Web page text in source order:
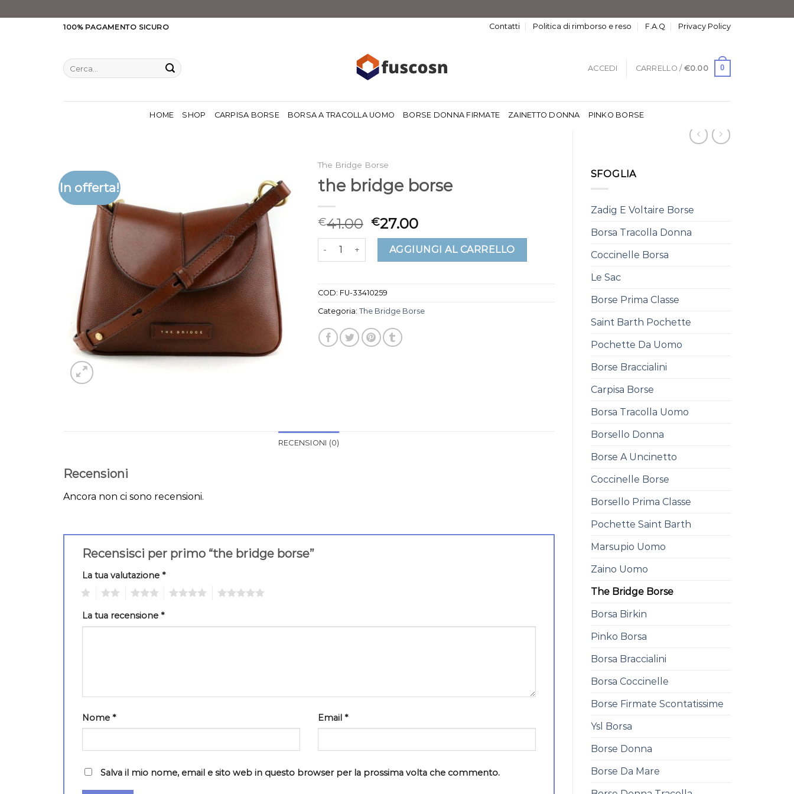
100% PAGAMENTO SICURO Contatti Politica di rimborso e reso F.A.Q Privacy Policy
Cerca:
ACCEDI CARRELLO / €0.00 0
HOME SHOP CARPISA BORSE BORSA A TRACOLLA UOMO BORSE DONNA FIRMATE ZAINETTO DONNA PINKO BORSE
SFOGLIA
Zadig E Voltaire Borse
Borsa Tracolla Donna
Coccinelle Borsa
Le Sac
Borse Prima Classe
Saint Barth Pochette
Pochette Da Uomo
Borse Braccialini
Carpisa Borse
Borsa Tracolla Uomo
Borsello Donna
Borse A Uncinetto
Coccinelle Borse
Borsello Prima Classe
Pochette Saint Barth
Marsupio Uomo
Zaino Uomo
The Bridge Borse
Borsa Birkin
Pinko Borsa
Borsa Braccialini
Borsa Coccinelle
Borse Firmate Scontatissime
Ysl Borsa
Borse Donna
Borse Da Mare
In offerta!
The Bridge Borse
the bridge borse
€41.00 €27.00
the bridge borse quantitàAGGIUNGI AL CARRELLO
COD: FU-33410259
Categoria: The Bridge Borse
RECENSIONI (0)
Recensioni
Ancora non ci sono recensioni.
Recensisci per primo “the bridge borse”
La tua valutazione *
La tua recensione *
Nome * Email *
Salva il mio nome, email e sito web in questo browser per la prossima volta che commento.